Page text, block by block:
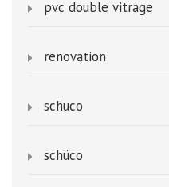
pvc double vitrage
renovation
schuco
schüco